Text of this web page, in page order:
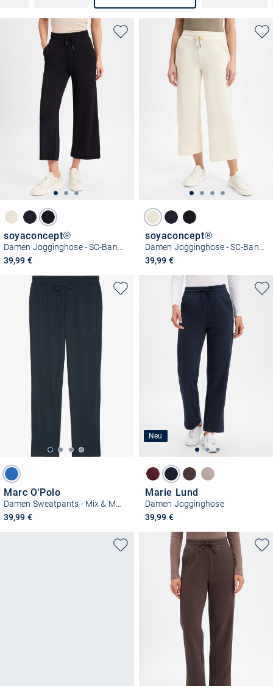
soyaconcept®
39,99 €
soyaconcept®
39,99 €
Marc O'Polo
39,99 €
Neu
Marie Lund
Damen Jogginghose
39,99 €